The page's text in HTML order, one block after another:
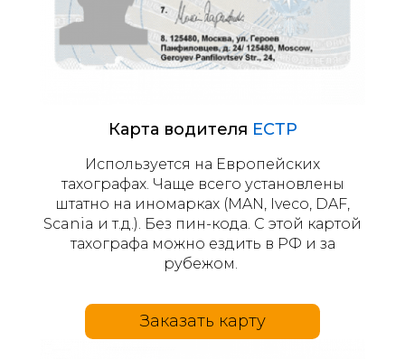
Карта водителя ЕСТР
Используется на Европейских
тахографах. Чаще всего установлены
штатно на иномарках (MAN, Iveco, DAF,
Scania и т.д.). Без пин-кода. С этой картой
тахографа можно ездить в РФ и за
рубежом.
Заказать карту